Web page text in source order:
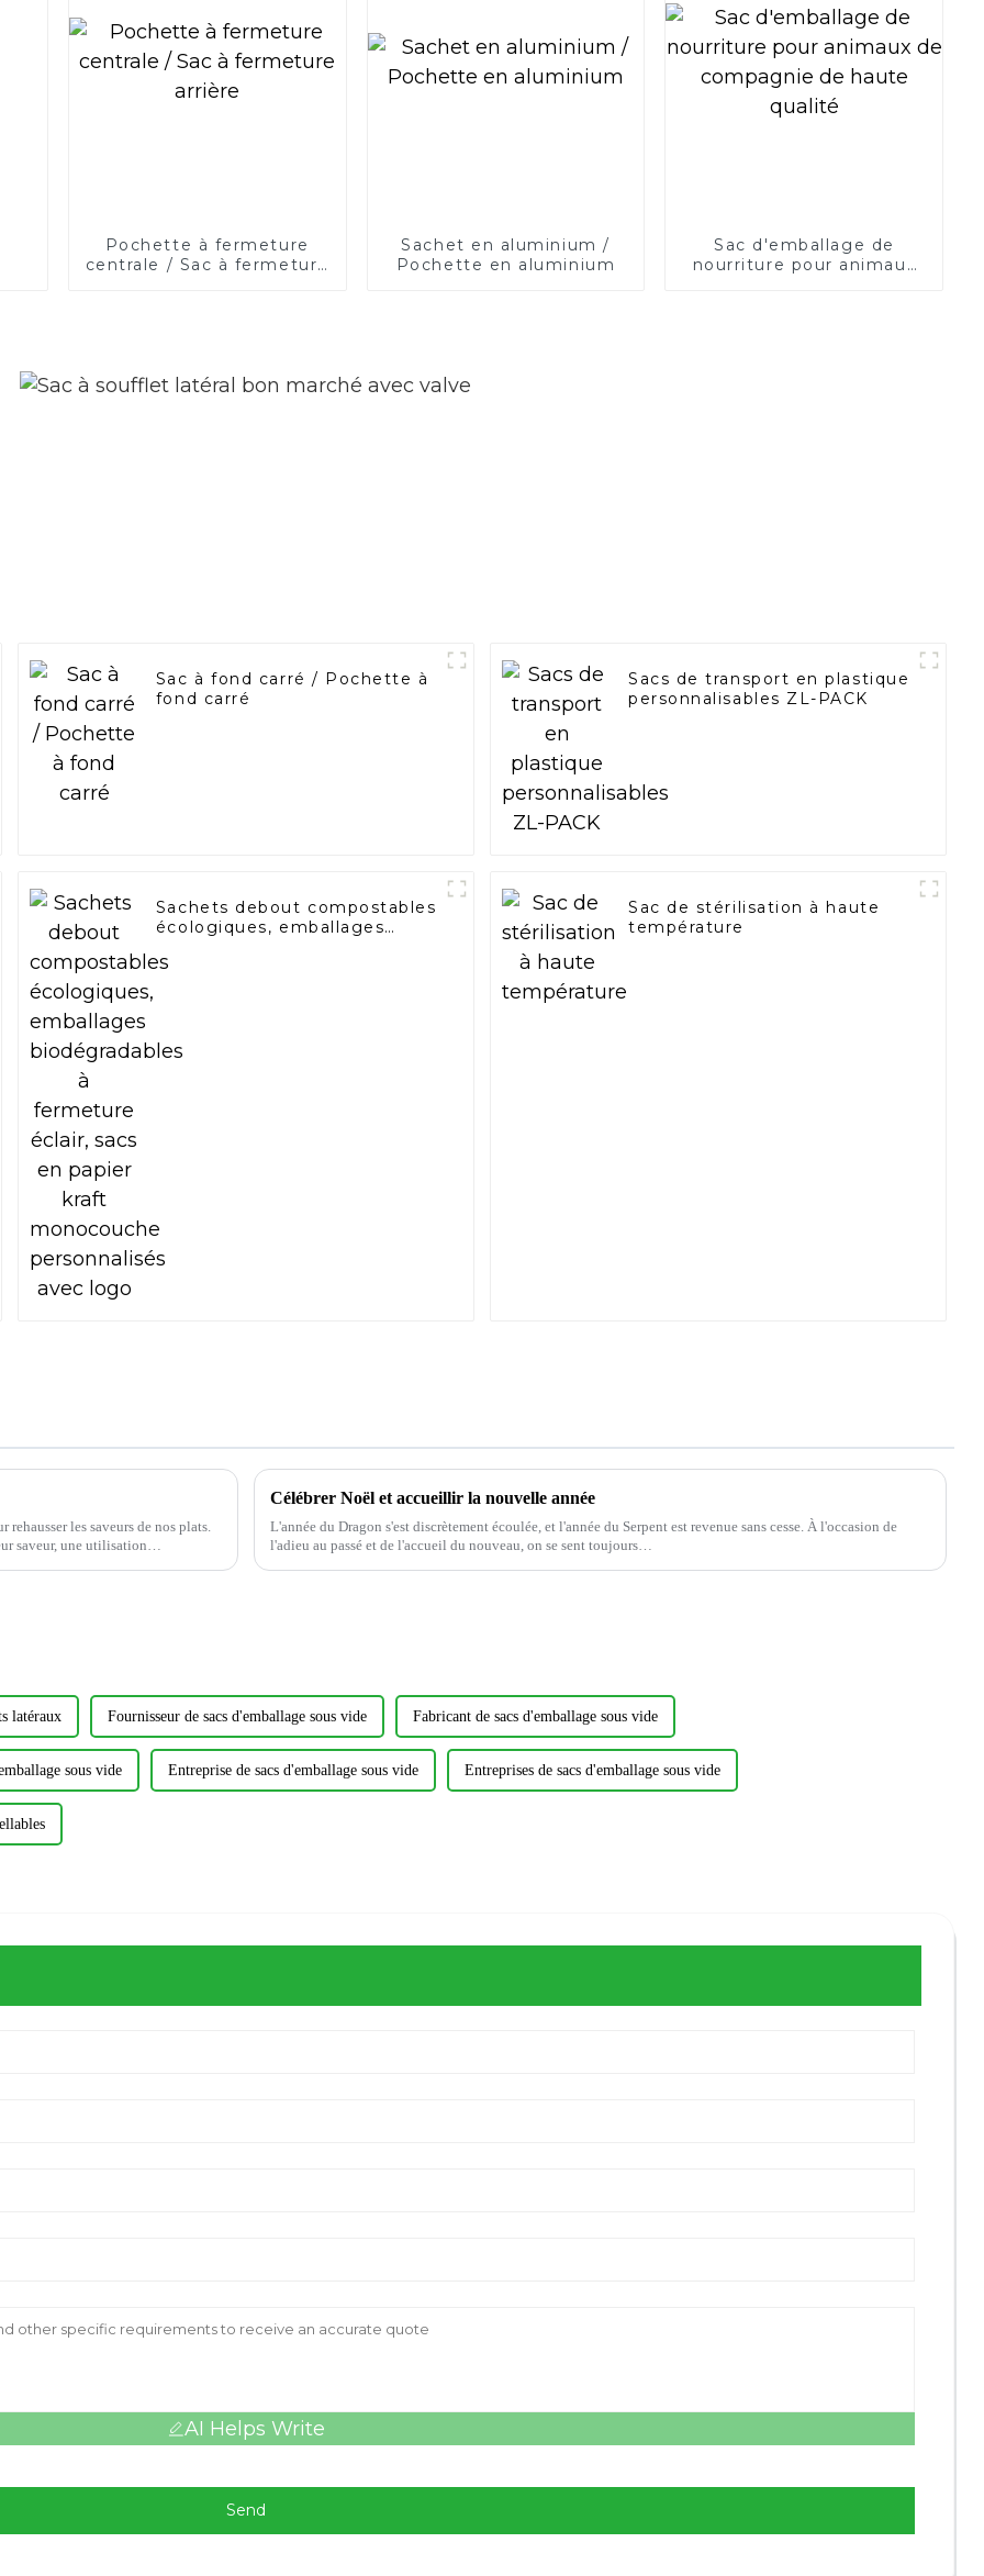
Pochette à fermeture
centrale / Sac à fermeture
Sachet en aluminium /
Pochette en aluminium
Sac d'emballage de
nourriture pour animaux
Sac à fond carré / Pochette à
fond carré
Sacs de transport en plastique
personnalisables ZL-PACK
Sachets debout compostables
écologiques, emballages
éclair, sacs en papier kraft
Sac de stérilisation à haute
température
les saveurs de nos plats.
saveur, une utilisation
Célébrer Noël et accueillir la nouvelle année
L'année du Dragon s'est discrètement écoulée, et l'année du Serpent est revenue sans cesse. À l'occasion de
l'adieu au passé et de l'accueil du nouveau, on se sent toujours…
latéraux Fournisseur de sacs d'emballage sous vide Fabricant de sacs d'emballage sous vide
sous vide Entreprise de sacs d'emballage sous vide Entreprises de sacs d'emballage sous vide
AI Helps Write
Send